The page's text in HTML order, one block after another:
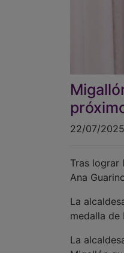
22/07/
Tras lograr
Ana
La
medalla de
La